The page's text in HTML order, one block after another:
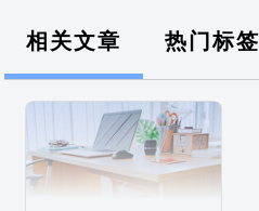
相关文章 热门标签